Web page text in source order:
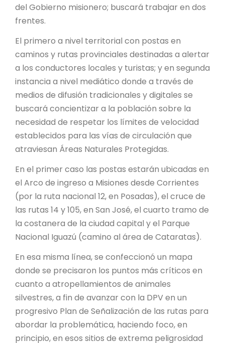
del Gobierno misionero; buscará trabajar en dos
frentes.
El primero a nivel territorial con postas en
caminos y rutas provinciales destinadas a alertar
a los conductores locales y turistas; y en segunda
instancia a nivel mediático donde a través de
medios de difusión tradicionales y digitales se
buscará concientizar a la población sobre la
necesidad de respetar los límites de velocidad
establecidos para las vías de circulación que
atraviesan Áreas Naturales Protegidas.
En el primer caso las postas estarán ubicadas en
el Arco de ingreso a Misiones desde Corrientes
(por la ruta nacional 12, en Posadas), el cruce de
las rutas 14 y 105, en San José, el cuarto tramo de
la costanera de la ciudad capital y el Parque
Nacional Iguazú (camino al área de Cataratas).
En esa misma línea, se confeccionó un mapa
donde se precisaron los puntos más críticos en
cuanto a atropellamientos de animales
silvestres, a fin de avanzar con la DPV en un
progresivo Plan de Señalización de las rutas para
abordar la problemática, haciendo foco, en
principio, en esos sitios de extrema peligrosidad